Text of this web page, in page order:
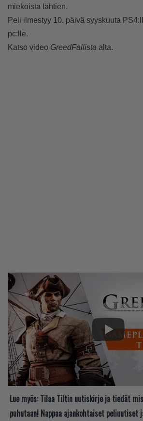
miekoista lähtien.
Peli ilmestyy 10. päivä syyskuuta
pc:lle.
Katso video GreedFallista alta.
Lue myös: Tilaa Tiltin uutiskirje ja tiedät
puhutaan! Nappaa ajankohtaiset peliuutiset